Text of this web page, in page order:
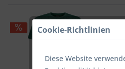
Cookie-Richtlinien
Diese Website